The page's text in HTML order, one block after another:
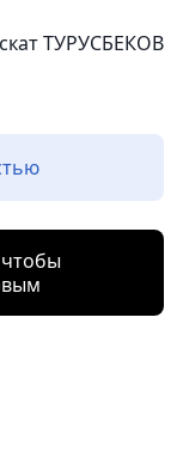
ТУРУСБЕКОВ